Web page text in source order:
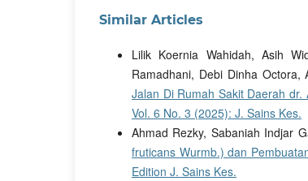
Similar Articles
Lilik Koernia Wahidah, Asih
Ramadhani, Debi Dinha
Jalan Di Rumah Sakit Daerah
Vol. 6 No. 3 (2025): J. Sains Kes.
Ahmad Rezky, Sabaniah Indjar
fruticans Wurmb.) dan
Edition J. Sains Kes.